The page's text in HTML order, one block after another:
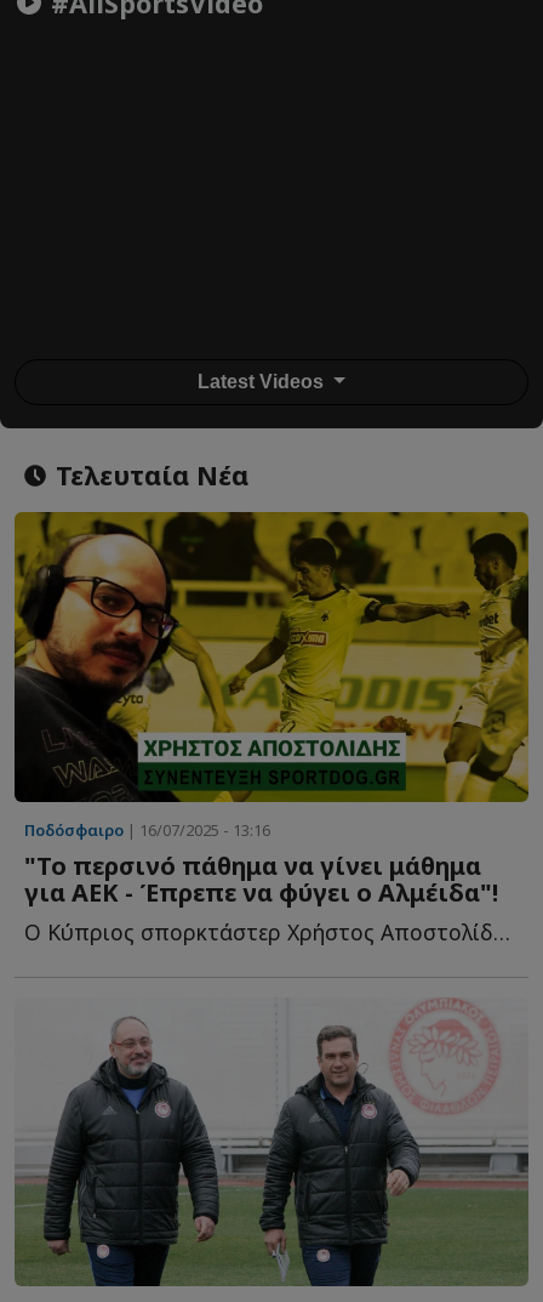
Latest Videos
Τελευταία Νέα
Ποδόσφαιρο | 16/07/2025 - 13:16
"Το περσινό πάθημα να γίνει μάθημα
για ΑΕΚ - Έπρεπε να φύγει ο Αλμέιδα"!
Ο Κύπριος σπορκτάστερ Χρήστος Αποστολίδης στο Sportdog γ...